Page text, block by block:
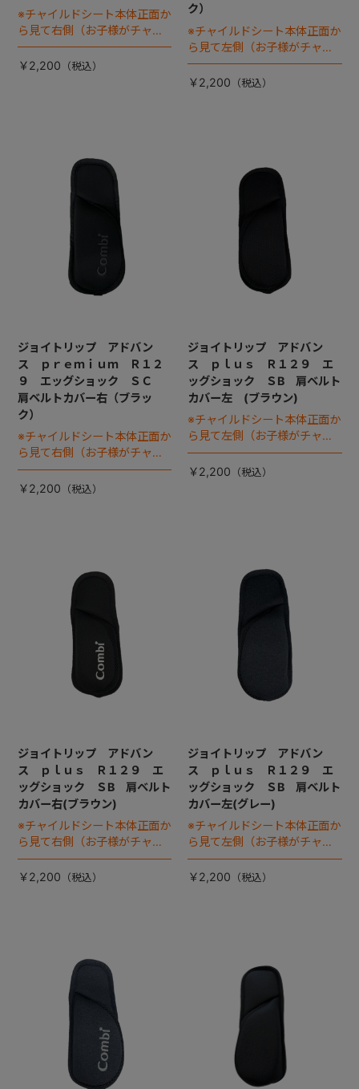
※チャイルドシート本体正面か
ら見て右側（お子様がチャイ
ルドシートに座った状態で左
手側となります）
￥2,200
ク）
※チャイルドシート本体正面か
ら見て左側（お子様がチャイ
ルドシートに座った状態で右
手側となります）
￥2,200
ジョイトリップ アドバン
ス ｐｒｅｍｉｕｍ Ｒ１２
９ エッグショック ＳＣ
肩ベルトカバー右（ブラッ
ク）
※チャイルドシート本体正面か
ら見て右側（お子様がチャイ
ルドシートに座った状態で左
手側となります）
￥2,200
ジョイトリップ アドバン
ス ｐｌｕｓ Ｒ１２９ エ
ッグショック ＳB 肩ベルト
カバー左 (ブラウン)
※チャイルドシート本体正面か
ら見て左側（お子様がチャイ
ルドシートに座った状態で右
手側となります）
￥2,200
ジョイトリップ アドバン
ス ｐｌｕｓ Ｒ１２９ エ
ッグショック ＳB 肩ベルト
カバー右(ブラウン)
※チャイルドシート本体正面か
ら見て右側（お子様がチャイ
ルドシートに座った状態で左
手側となります）
￥2,200
ジョイトリップ アドバン
ス ｐｌｕｓ Ｒ１２９ エ
ッグショック ＳB 肩ベルト
カバー左(グレー)
※チャイルドシート本体正面か
ら見て左側（お子様がチャイ
ルドシートに座った状態で右
手側となります）
￥2,200